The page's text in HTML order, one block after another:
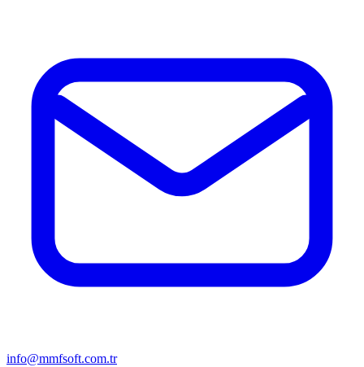
info@mmfsoft.com.tr